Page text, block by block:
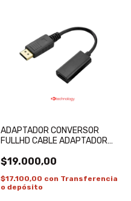
ADAPTADOR CONVERSOR
FULLHD CABLE ADAPTADOR
$19.000,00
$17.100,00 con Transferencia
o depósito